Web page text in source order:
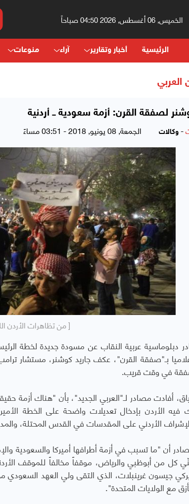
الخميس, 06 أغسطس, 2026 04:50 صباحاً
الرئيسية أخبار وتقارير آراء منوعات
العربي
لصفقة القرن: أزمة سعودية ــ أردنية
- وكالات الجمعة, 08 يونيو, 2018 - 03:51 مساءً
[ من تظاهرات الأردن
عربية النقاب عن مسودة جديدة لخطة
بـ"صفقة القرن"، عكف جاريد كوشنر، مستشار
في وقت قريب.
أفادت مصادر لـ"العربي الجديد"، بأن "هناك أزمة
الأردن بإدخال تعديلات واضحة على الخطة
الأردني على المقدسات في القدس المحتلة،
أن "ما تسبب في أزمة أطرافها أميركا والسعودية
كل من أبوظبي والرياض، موقفاً مخالفاً للموقف
جيسون غرينبلات، الذي التقى ولي العهد
مع الولايات المتحدة".